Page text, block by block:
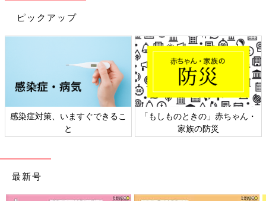
ピックアップ
感染症対策、いますぐできるこ
と
「もしものときの」赤ちゃん・
家族の防災
最新号